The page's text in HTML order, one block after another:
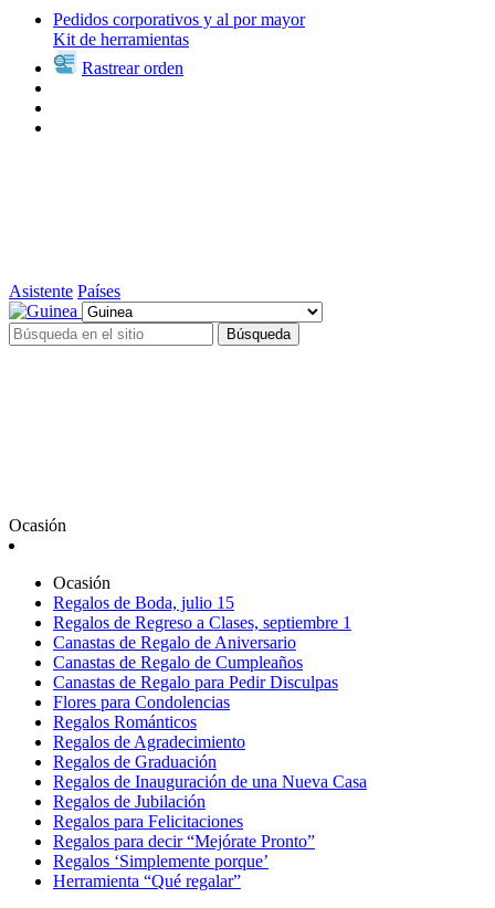
Pedidos corporativos y al por mayor
Kit de herramientas
Rastrear orden
Asistente Países
Búsqueda
Ocasión
Ocasión
Regalos de Boda, julio 15
Regalos de Regreso a Clases, septiembre 1
Canastas de Regalo de Aniversario
Canastas de Regalo de Cumpleaños
Canastas de Regalo para Pedir Disculpas
Flores para Condolencias
Regalos Románticos
Regalos de Agradecimiento
Regalos de Graduación
Regalos de Inauguración de una Nueva Casa
Regalos de Jubilación
Regalos para Felicitaciones
Regalos para decir “Mejórate Pronto”
Regalos ‘Simplemente porque’
Herramienta “Qué regalar”